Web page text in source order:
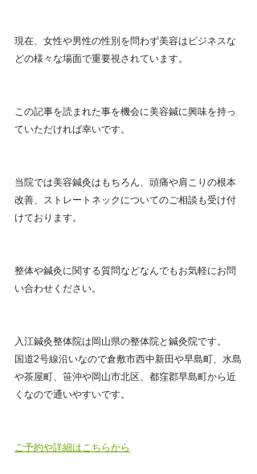
現在、女性や男性の性別を問わず美容はビジネスな
どの様々な場面で重要視されています。
この記事を読まれた事を機会に美容鍼に興味を持っ
ていただければ幸いです。
当院では美容鍼灸はもちろん、頭痛や肩こりの根本
改善、ストレートネックについてのご相談も受け付
けております。
整体や鍼灸に関する質問などなんでもお気軽にお問
い合わせください。
入江鍼灸整体院は岡山県の整体院と鍼灸院です。
国道2号線沿いなので倉敷市西中新田や早島町、水島
や茶屋町、笹沖や岡山市北区、都窪郡早島町から近
くなので通いやすいです。
ご予約や詳細はこちらから